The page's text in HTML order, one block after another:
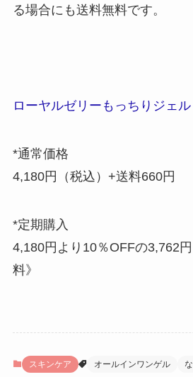
る場合にも送料無料です。
ローヤルゼリーもっちりジェル
*通常価格
4,180円（税込）+送料660円
*定期購入
4,180円より10％OFFの3,762
料》
スキンケア オールインワンゲル